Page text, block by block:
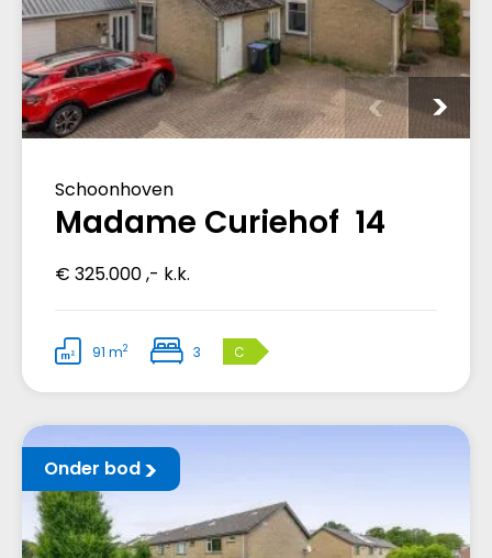
Schoonhoven
Madame Curiehof 14
€ 325.000 ,- k.k.
91 m2 3 C
Onder bod